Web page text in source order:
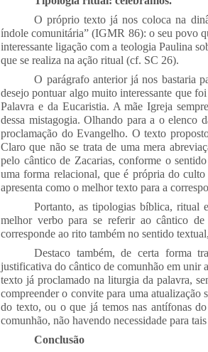
O próprio texto já nos coloca na
índole comunitária” (IGMR 86): o seu povo
interessante ligação com a teologia Paulina
que se realiza na ação ritual (cf. SC 26).
O parágrafo anterior já nos bastaria
desejo pontuar algo muito interessante que
Palavra e da Eucaristia. A mãe Igreja
dessa mistagogia. Olhando para a o elenco
proclamação do Evangelho. O texto
Claro que não se trata de uma mera
pelo cântico de Zacarias, conforme o
uma forma relacional, que é própria do
apresenta como o melhor texto para a
Portanto, as tipologias bíblica, ritual
melhor verbo para se referir ao cântico
corresponde ao rito também no sentido
Destaco também, de certa forma
justificativa do cântico de comunhão em unir
texto já proclamado na liturgia da palavra,
compreender o convite para uma
do texto, ou o que já temos nas antífonas
comunhão, não havendo necessidade para
Conclusão